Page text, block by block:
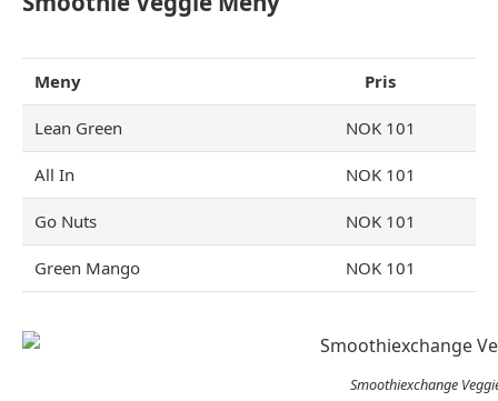
Meny Pris
Lean Green NOK 101
All In NOK 101
Go Nuts NOK 101
Green Mango NOK 101
Smoothiexchange